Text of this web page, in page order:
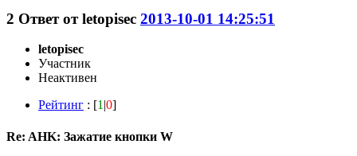
2 Ответ отletopisec 2013-10-01 14:25:51
letopisec
Участник
Неактивен
Рейтинг : [1 |0]
Re: AHK: Зажатие кнопки W